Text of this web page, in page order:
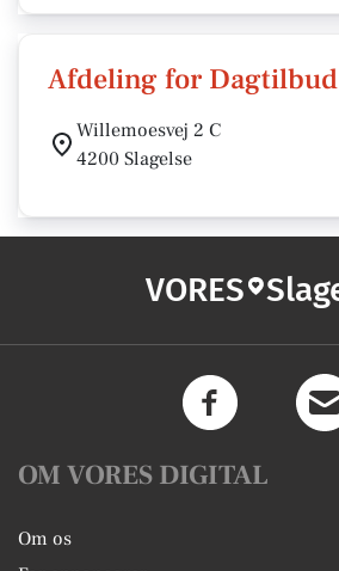
Afdeling for Dagtilbud
Willemoesvej 2 C
4200 Slagelse
VORES
OM VORES DIGITAL
Om os